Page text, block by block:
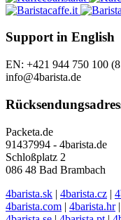
Support in English
EN: +421 944 750 100
info@4barista.de
Packeta.de
91437994 - 4barista.de
Schloßplatz 2
086 48 Bad Brambach
4barista.sk | 4barista.cz |
4barista.com | 4barista.hr|